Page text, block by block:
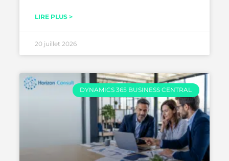
LIRE PLUS >
20 juillet 2026
DYNAMICS 365 BUSINESS CENTRAL